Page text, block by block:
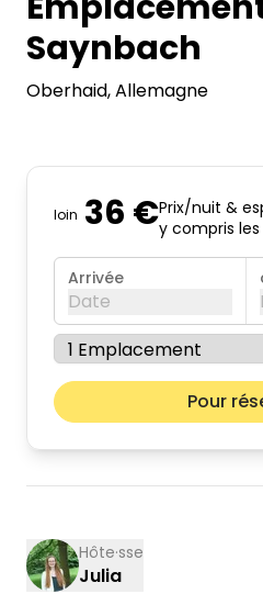
Saynbach
Oberhaid, Allemagne
loin 36 €Prix/nuit &
y compris
Arrivée
Date
août 2026
mer. jeu.
17
24
Pour
Hôte·sse
Julia